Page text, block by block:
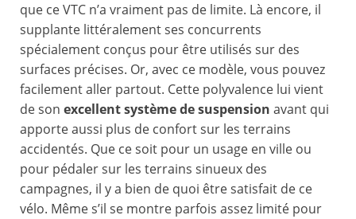
que ce VTC n’a vraiment pas de limite. Là encore, il
supplante littéralement ses concurrents
spécialement conçus pour être utilisés sur des
surfaces précises. Or, avec ce modèle, vous pouvez
facilement aller partout. Cette polyvalence lui vient
de son excellent système de suspension avant qui
apporte aussi plus de confort sur les terrains
accidentés. Que ce soit pour un usage en ville ou
pour pédaler sur les terrains sinueux des
campagnes, il y a bien de quoi être satisfait de ce
vélo. Même s’il se montre parfois assez limité pour